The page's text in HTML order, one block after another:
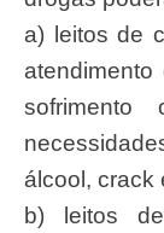
a) leitos de
álcool, crack
b) leitos